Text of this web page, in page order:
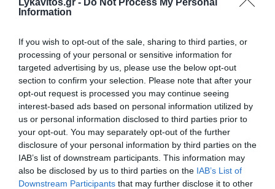
Information
If you wish to opt-out of the sale, sharing to third parties, or
processing of your personal or sensitive information for
targeted advertising by us, please use the below opt-out
section to confirm your selection. Please note that after your
opt-out request is processed you may continue seeing
interest-based ads based on personal information utilized by
us or personal information disclosed to third parties prior to
your opt-out. You may separately opt-out of the further
disclosure of your personal information by third parties on the
IAB’s list of downstream participants. This information may
also be disclosed by us to third parties on the IAB’s List of
Downstream Participants that may further disclose it to other
στο Google News
ειδήσεις
Ροή ειδήσεων
Χωρίς τις αισθήσεις του ανασύρθηκε 43χρονος στη
Μετώπη στον Σαρωνικό
Παγκόσμιο Πρωτάθλημα Κωπηλασίας: Αργυρό μετάλλιο
για Χιώτη και Αλεξίου